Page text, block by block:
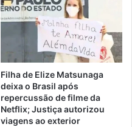
Filha de Elize Matsunaga
deixa o Brasil após
repercussão de filme da
Netflix; Justiça autorizou
viagens ao exterior